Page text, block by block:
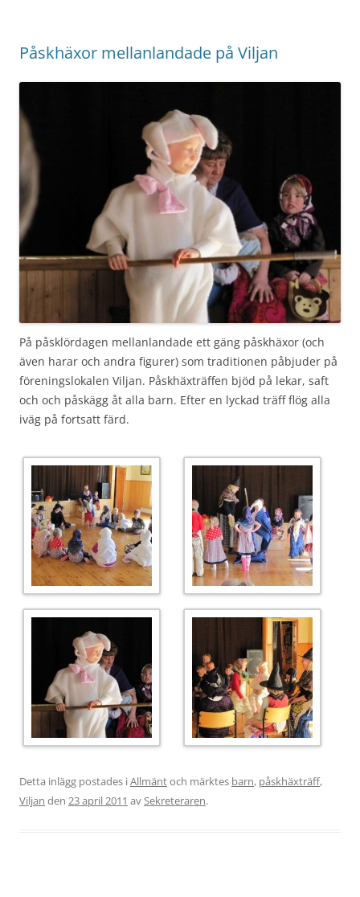
Påskhäxor mellanlandade på Viljan
På påsklördagen mellanlandade ett gäng påskhäxor (och
även harar och andra figurer) som traditionen påbjuder på
föreningslokalen Viljan. Påskhäxträffen bjöd på lekar, saft
och och påskägg åt alla barn. Efter en lyckad träff flög alla
iväg på fortsatt färd.
Detta inlägg postades iAllmäntoch märktes barn, påskhäxträff,
Viljan den 23 april 2011 avSekreteraren.